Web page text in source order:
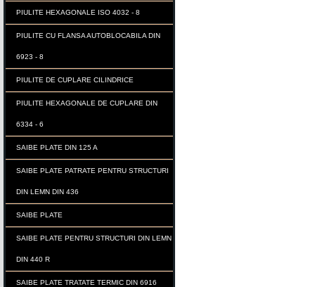
PIULITE HEXAGONALE ISO 4032 - 8
PIULITE CU FLANSA AUTOBLOCABILA DIN
6923 - 8
PIULITE DE CUPLARE CILINDRICE
PIULITE HEXAGONALE DE CUPLARE DIN
6334 - 6
SAIBE PLATE DIN 125 A
SAIBE PLATE PATRATE PENTRU STRUCTURI
DIN LEMN DIN 436
SAIBE PLATE
SAIBE PLATE PENTRU STRUCTURI DIN LEMN
DIN 440 R
SAIBE PLATE TRATATE TERMIC DIN 6916